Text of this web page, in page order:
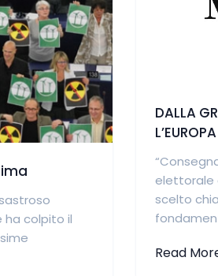
colpito il
DALLA
L’EUROPA
elettorale
scelto
Read